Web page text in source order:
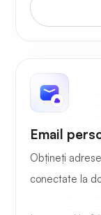
Email
Obțineți
conectate la